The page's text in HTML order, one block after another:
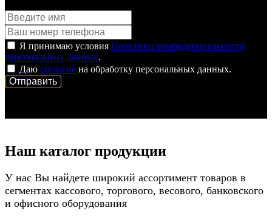
Я принимаю условия Политики конфиденциальности
персональных данных.
Даю согласие на обработку персональных данных.
Наш каталог продукции
У нас Вы найдете широкий ассортимент товаров в
сегментах кассового, торгового, весового, банковского
и офисного оборудования